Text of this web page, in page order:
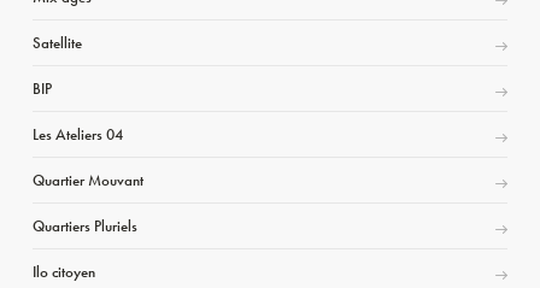
Satellite
BIP
Les Ateliers 04
Quartier Mouvant
Quartiers Pluriels
Ilo citoyen